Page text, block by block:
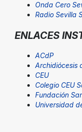
Onda Cero
Radio Sevilla
ENLACES
ACdP
Archidiócesis
CEU
Colegio CEU
Fundación
Universidad